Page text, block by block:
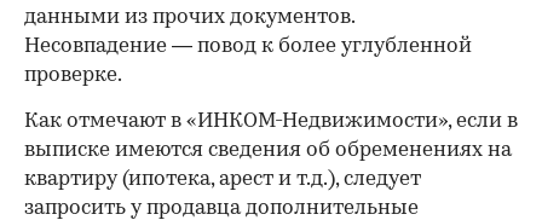
данными из прочих документов.
Несовпадение — повод к более углубленной
проверке.
Как отмечают в «ИНКОМ-Недвижимости», если в
выписке имеются сведения об обременениях на
квартиру (ипотека, арест и т.д.), следует
запросить у продавца дополнительные